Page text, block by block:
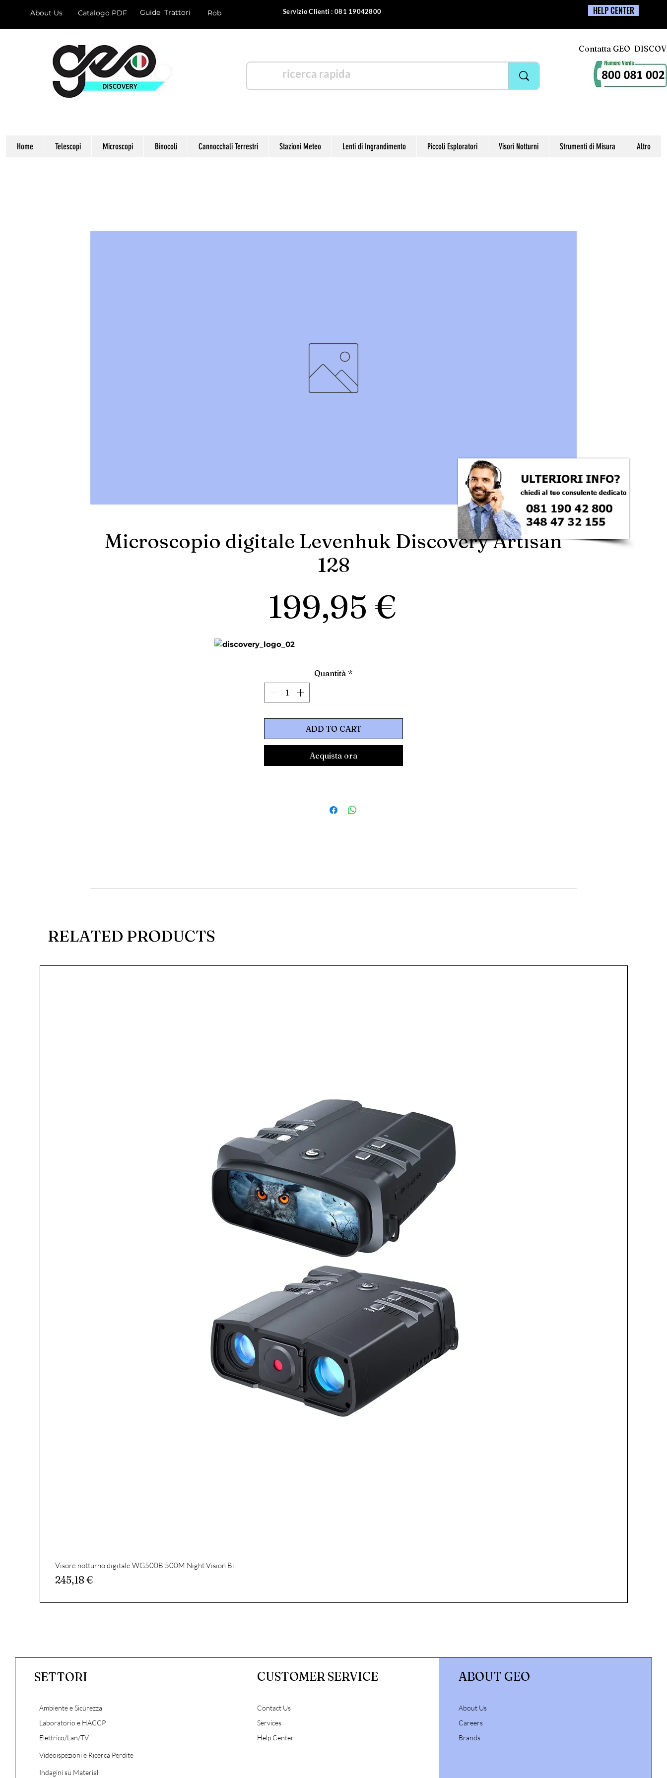
About Us Catalogo PDF Robotica
Guide Trattori Servizio Clienti : 081 19042800 HELP CENTER
Contatta GEO
Home Telescopi Microscopi Binocoli Cannocchali Terrestri Stazioni Meteo Lenti di Ingrandimento Piccoli Esploratori Visori Notturni Strumenti di Misura Altro
Microscopio digitale Levenhuk Discovery Artisan
128
199,95 €
Quantità *
ADD TO CART
Acquista ora
RELATED PRODUCTS
Visore notturno digitale WG500B 500M Night Vision Bi
Prezzo
245,18 €
SETTORI
Ambiente e Sicurezza
Laboratorio e HACCP
Elettrico/Lan/TV
Videoispezioni e Ricerca Perdite
Indagini su Materiali
CUSTOMER SERVICE
Contact Us
Services
Help Center
ABOUT GEO
About Us
Careers
Brands